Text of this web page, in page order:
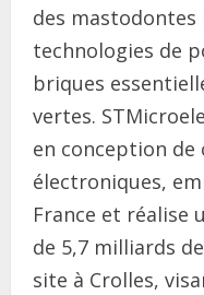
des
technologies de
briques
vertes.
en conception
électroniques,
France et réalise
de 5,7 milliards
site à Crolles,